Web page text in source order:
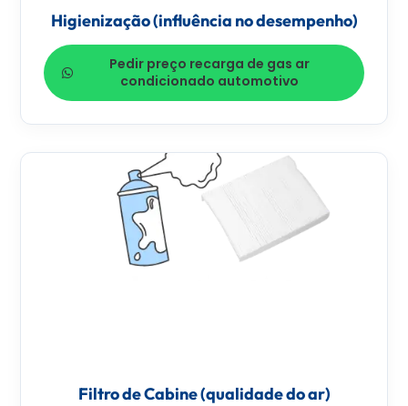
Higienização (influência no desempenho)
Pedir preço recarga de gas ar
condicionado automotivo
Filtro de Cabine (qualidade do ar)